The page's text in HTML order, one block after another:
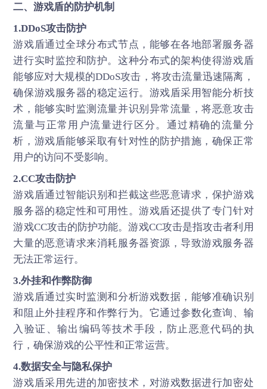
二、游戏盾的防护机制
1.DDoS攻击防护
游戏盾通过全球分布式节点，能够在各地部署服务器
进行实时监控和防护。这种分布式的架构使得游戏盾
能够应对大规模的DDoS攻击，将攻击流量迅速隔离，
确保游戏服务器的稳定运行。游戏盾采用智能分析技
术，能够实时监测流量并识别异常流量，将恶意攻击
流量与正常用户流量进行区分。通过精确的流量分
析，游戏盾能够采取有针对性的防护措施，确保正常
用户的访问不受影响。
2.CC攻击防护
游戏盾通过智能识别和拦截这些恶意请求，保护游戏
服务器的稳定性和可用性。游戏盾还提供了专门针对
游戏CC攻击的防护功能。游戏CC攻击是指攻击者利用
大量的恶意请求来消耗服务器资源，导致游戏服务器
无法正常运行。
3.外挂和作弊防御
游戏盾通过实时监测和分析游戏数据，能够准确识别
和阻止外挂程序和作弊行为。它通过参数化查询、输
入验证、输出编码等技术手段，防止恶意代码的执
行，确保游戏的公平性和正常运营。
4.数据安全与隐私保护
游戏盾采用先进的加密技术，对游戏数据进行加密处